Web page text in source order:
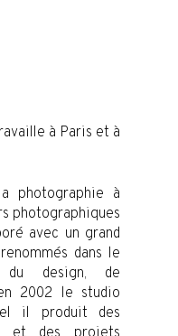
à Paris et à
photographie à
photographiques
avec un grand
dans le
design, de
2002 le studio
il produit des